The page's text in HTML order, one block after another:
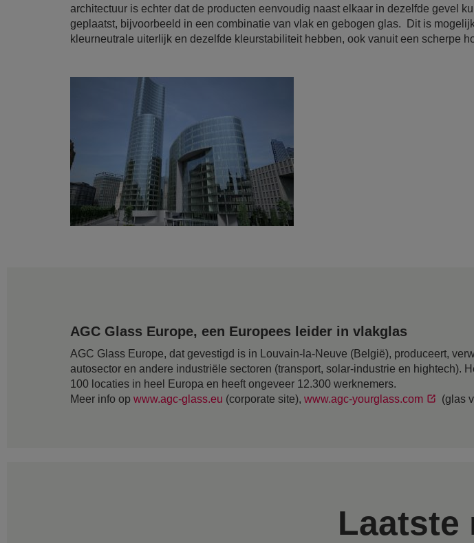
architectuur is echter dat de producten eenvoudig naast elkaar in dezelfde gevel
geplaatst, bijvoorbeeld in een combinatie van vlak en gebogen glas. Dit is
kleurneutrale uiterlijk en dezelfde kleurstabiliteit hebben, ook vanuit een scherpe
AGC Glass Europe, een Europees leider in vlakglas
AGC Glass Europe, dat gevestigd is in Louvain-la-Neuve (België), produceert,
autosector en andere industriële sectoren (transport, solar-industrie en hightech).
100 locaties in heel Europa en heeft ongeveer 12.300 werknemers.
Meer info op www.agc-glass.eu (corporate site), www.agc-yourglass.com (glas
Laatste